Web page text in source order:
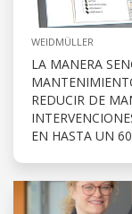
WEIDMÜLLER
LA MANERA
REDUCIR DE
EN HASTA UN